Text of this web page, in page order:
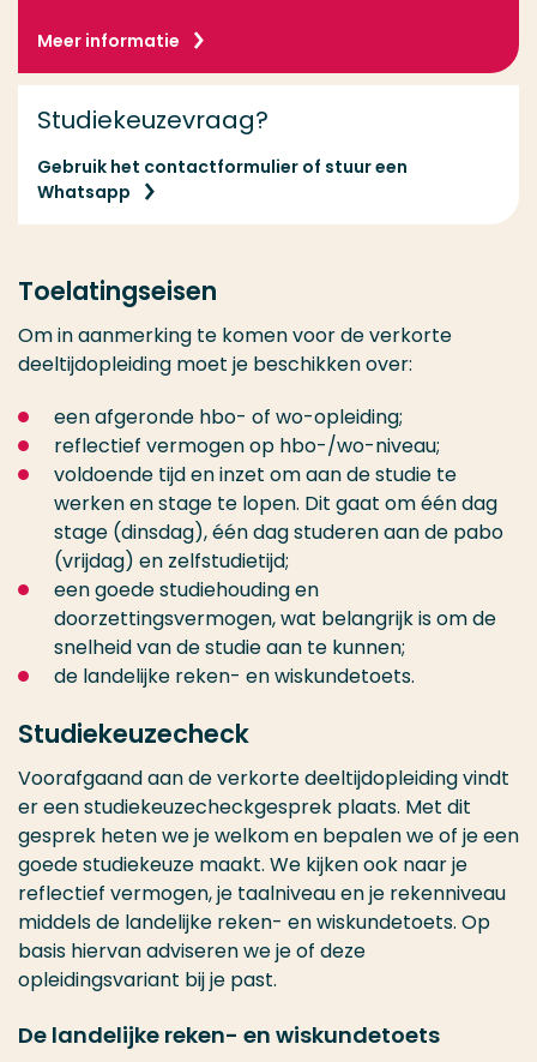
Meer informatie
Studiekeuzevraag?
Gebruik het contactformulier of stuur een
Whatsapp
Toelatingseisen
Om in aanmerking te komen voor de verkorte
deeltijdopleiding moet je beschikken over:
een afgeronde hbo- of wo-opleiding;
reflectief vermogen op hbo-/wo-niveau;
voldoende tijd en inzet om aan de studie te
werken en stage te lopen. Dit gaat om één dag
stage (dinsdag), één dag studeren aan de pabo
(vrijdag) en zelfstudietijd;
een goede studiehouding en
doorzettingsvermogen, wat belangrijk is om de
snelheid van de studie aan te kunnen;
de landelijke reken- en wiskundetoets.
Studiekeuzecheck
Voorafgaand aan de verkorte deeltijdopleiding vindt
er een studiekeuzecheckgesprek plaats. Met dit
gesprek heten we je welkom en bepalen we of je een
goede studiekeuze maakt. We kijken ook naar je
reflectief vermogen, je taalniveau en je rekenniveau
middels de landelijke reken- en wiskundetoets. Op
basis hiervan adviseren we je of deze
opleidingsvariant bij je past.
De landelijke reken- en wiskundetoets